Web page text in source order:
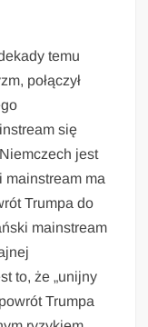
temu
połączył
się
jest
mainstream ma
Trumpa do
mainstream
to, że „unijny
Trumpa